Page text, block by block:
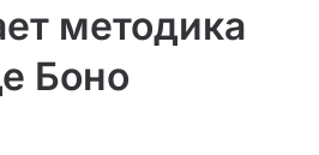
методика
Боно